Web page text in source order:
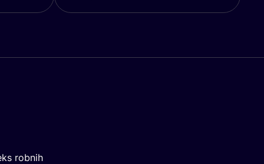
robnih